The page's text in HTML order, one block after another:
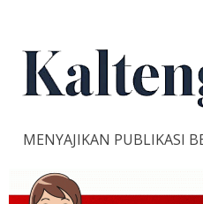
content
MENYAJIKAN PUBLIKASI